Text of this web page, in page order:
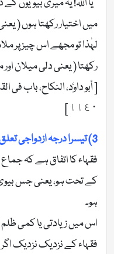
” یا اللہ! یہ میری
میں اختیار رکھتا ہوں ( یعنی
لہٰذا تو مجھے اس چیز پر
رکھتا ( یعنی دلی میلان
١١٤٠ ]
3) تیسرا درجہ ازدواجی تعلق میں عدل:
فقہاء کا اتفاق ہے کہ
کے تحت ہو، یعنی جس
ہو۔
اس میں زیادتی یا کمی
فقہاء کے نزدیک نزدیک